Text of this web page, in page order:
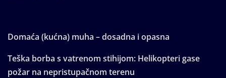
Domaća (kućna) muha – dosadna i opasna
Teška borba s vatrenom stihijom: Helikopteri gase
požar na nepristupačnom terenu